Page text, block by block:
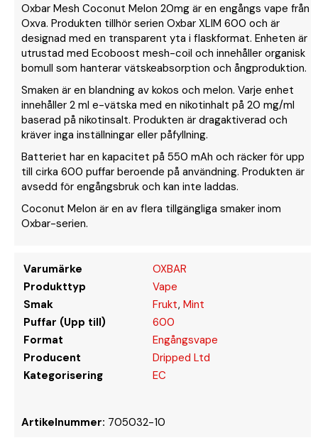
Oxbar Mesh Coconut Melon 20mg är en engångs vape från
Oxva. Produkten tillhör serien Oxbar XLIM 600 och är
designad med en transparent yta i flaskformat. Enheten är
utrustad med Ecoboost mesh-coil och innehåller organisk
bomull som hanterar vätskeabsorption och ångproduktion.
Smaken är en blandning av kokos och melon. Varje enhet
innehåller 2 ml e-vätska med en nikotinhalt på 20 mg/ml
baserad på nikotinsalt. Produkten är dragaktiverad och
kräver inga inställningar eller påfyllning.
Batteriet har en kapacitet på 550 mAh och räcker för upp
till cirka 600 puffar beroende på användning. Produkten är
avsedd för engångsbruk och kan inte laddas.
Coconut Melon är en av flera tillgängliga smaker inom
Oxbar-serien.
Varumärke
OXBAR
Produkttyp
Vape
Smak
Frukt, Mint
Puffar (Upp till)
600
Format
Engångsvape
Producent
Dripped Ltd
Kategorisering
EC
Artikelnummer: 705032-10